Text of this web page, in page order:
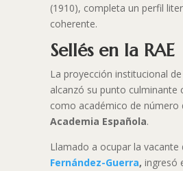
(1910), completa un perfil
coherente.
Sellés en la RAE
La proyección institucional
alcanzó su punto culminante
como académico de número
Academia Española.
Llamado a ocupar la vacante
Fernández-Guerra, ingresó